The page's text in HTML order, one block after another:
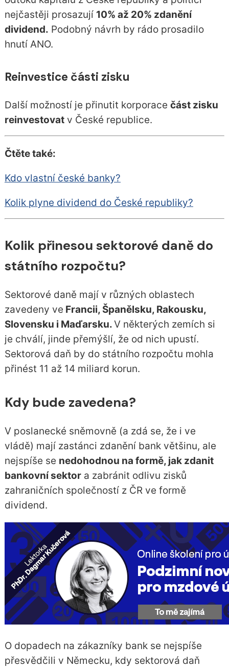
nejčastěji prosazují 10% až 20% zdanění
dividend. Podobný návrh by rádo prosadilo
hnutí ANO.
Reinvestice části zisku
Další možností je přinutit korporace část zisku
reinvestovatv České republice.
Čtěte také:
Kdo vlastní české banky?
Kolik plyne dividend do České republiky?
Kolik přinesou sektorové daně do
státního rozpočtu?
Sektorové daně mají v různých oblastech
zavedeny ve Francii, Španělsku, Rakousku,
Slovensku i Maďarsku.V některých zemích si
je chválí, jinde přemýšlí, že od nich upustí.
Sektorová daň by do státního rozpočtu mohla
přinést 11 až 14 miliard korun.
Kdy bude zavedena?
V poslanecké sněmovně (a zdá se, že i ve
vládě) mají zastánci zdanění bank většinu, ale
nejspíše se nedohodnou na formě, jak zdanit
bankovní sektora zabránit odlivu zisků
zahraničních společností z ČR ve formě
dividend.
O dopadech na zákazníky bank se nejspíše
přesvědčili v Německu, kdy sektorová daň